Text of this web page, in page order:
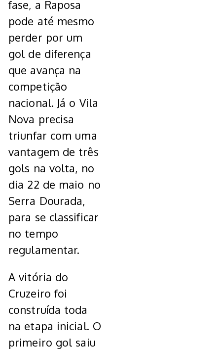
fase, a Raposa
pode até mesmo
perder por um
gol de diferença
que avança na
competição
nacional. Já o Vila
Nova precisa
triunfar com uma
vantagem de três
gols na volta, no
dia 22 de maio no
Serra Dourada,
para se classificar
no tempo
regulamentar.
A vitória do
Cruzeiro foi
construída toda
na etapa inicial. O
primeiro gol saiu